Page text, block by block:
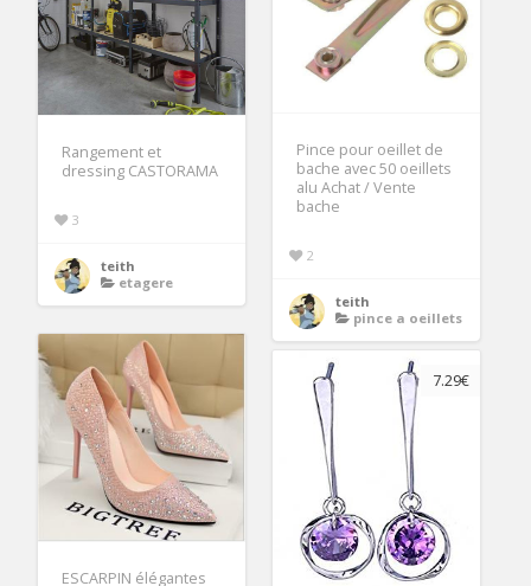
Pince pour oeillet de
bache avec 50 oeillets
alu Achat / Vente
bache
2
teith
pince a oeillets
Rangement et
dressing CASTORAMA
3
teith
etagere
ESCARPIN élégantes
7.29€